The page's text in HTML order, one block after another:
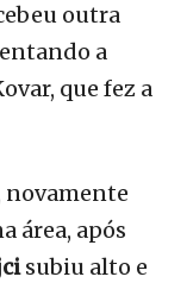
outra
a
que fez a
área, após
subiu alto e